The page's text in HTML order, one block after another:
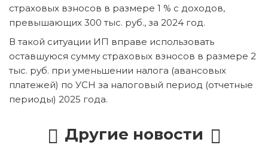
страховых взносов в размере 1 % с доходов,
превышающих 300 тыс. руб., за 2024 год.
В такой ситуации ИП вправе использовать
оставшуюся сумму страховых взносов в размере 2
тыс. руб. при уменьшении налога (авансовых
платежей) по УСН за налоговый период (отчетные
периоды) 2025 года.
Другие новости